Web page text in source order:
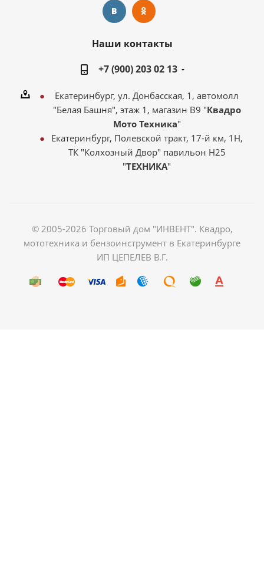
Наши контакты
+7 (900) 203 02 13
Екатеринбург, ул. Донбасская, 1, автомолл
"Белая Башня", этаж 1, магазин В9 "Квадро
Мото Техника"
Екатеринбург, Полевской тракт, 17-й км, 1Н,
ТК "Колхозный Двор" павильон Н25
"ТЕХНИКА"
© 2005-2026 Торговый дом "ИНВЕНТ". Квадро,
мототехника и бензоинструмент в Екатеринбурге
ИП ЦЕПЕЛЕВ В.Г.